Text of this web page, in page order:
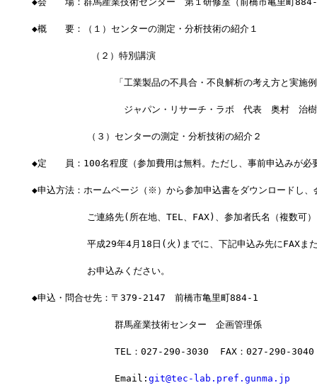
◆概　　要：（１）センターの測定・分析技術の紹介１
（２）特別講演
「工業製品の不具合・不良解析の考え方と実施例
ジャパン・リサーチ・ラボ　代表　奥村　治樹
（３）センターの測定・分析技術の紹介２
◆定　　員：100名程度（参加費用は無料。ただし、事前申込みが必
◆申込方法：ホームページ（※）から参加申込書をダウンロードし、
ご連絡先(所在地、TEL、FAX)、参加者氏名（複数可）
平成29年4月18日(火)までに、下記申込み先にFAXま
お申込みください。
◆申込・問合せ先：〒379-2147　前橋市亀里町884-1
群馬産業技術センター　企画管理係
TEL：027-290-3030  FAX：027-290-3040
Email: git@tec-lab.pref.gunma.jp